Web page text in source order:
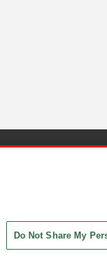
Do Not Share My